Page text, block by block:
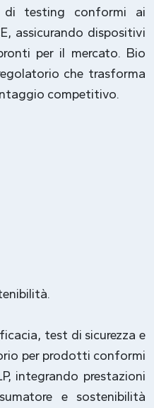
di testing conformi ai
assicurando dispositivi
per il mercato. Bio
che trasforma
competitivo.
test di sicurezza e
per prodotti conformi
integrando prestazioni
e sostenibilità